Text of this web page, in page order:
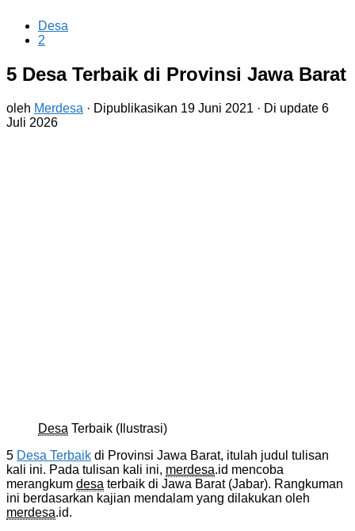
Desa
2
5 Desa Terbaik di Provinsi Jawa Barat
oleh Merdesa · Dipublikasikan 19 Juni 2021 · Di update 6
Juli 2026
Desa Terbaik (Ilustrasi)
5 Desa Terbaik di Provinsi Jawa Barat, itulah judul tulisan
kali ini. Pada tulisan kali ini, merdesa.id mencoba
merangkum desa terbaik di Jawa Barat (Jabar). Rangkuman
ini berdasarkan kajian mendalam yang dilakukan oleh
merdesa.id.